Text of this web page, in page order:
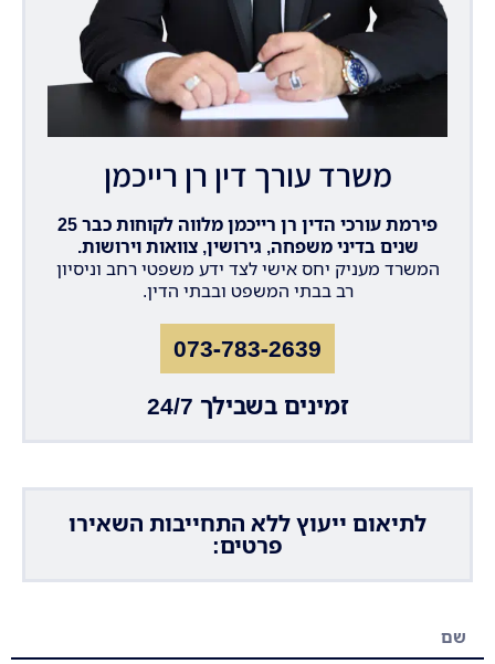
משרד עורך דין רן רייכמן
פירמת עורכי הדין רן רייכמן מלווה לקוחות כבר 25
שנים בדיני משפחה, גירושין, צוואות וירושות.
המשרד מעניק יחס אישי לצד ידע משפטי רחב וניסיון
רב בבתי המשפט ובבתי הדין.
073-783-2639
זמינים בשבילך 24/7
לתיאום ייעוץ ללא התחייבות השאירו
פרטים: